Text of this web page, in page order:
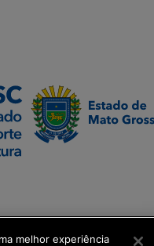
melhor experiência